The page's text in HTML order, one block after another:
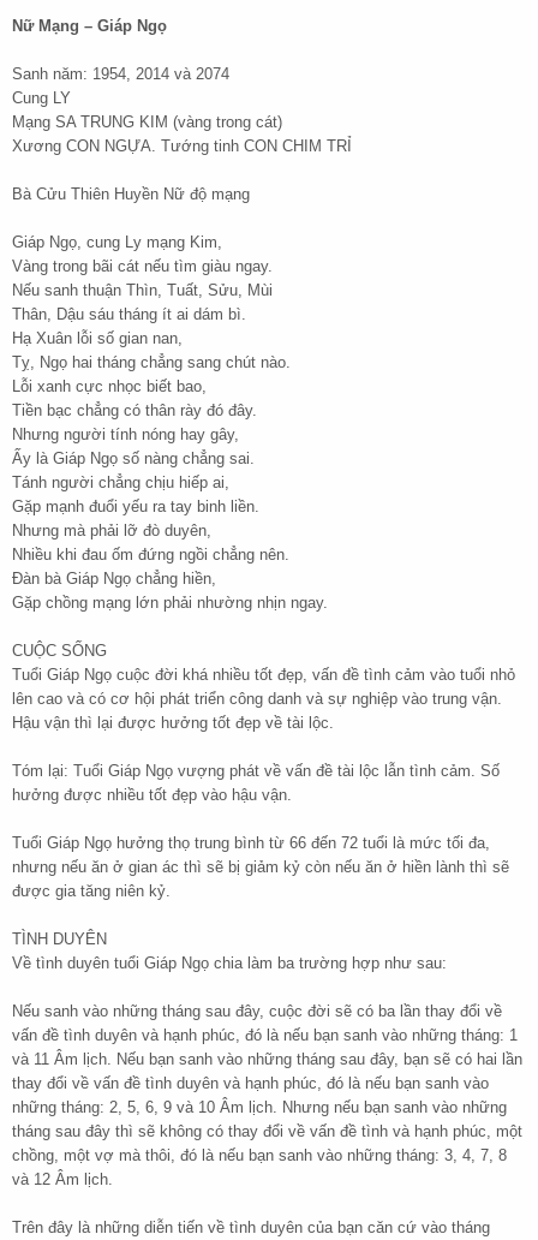
Nữ Mạng – Giáp Ngọ
Sanh năm: 1954, 2014 và 2074
Cung LY
Mạng SA TRUNG KIM (vàng trong cát)
Xương CON NGỰA. Tướng tinh CON CHIM TRỈ
Bà Cửu Thiên Huyền Nữ độ mạng
Giáp Ngọ, cung Ly mạng Kim,
Vàng trong bãi cát nếu tìm giàu ngay.
Nếu sanh thuận Thìn, Tuất, Sửu, Mùi
Thân, Dậu sáu tháng ít ai dám bì.
Hạ Xuân lỗi số gian nan,
Tỵ, Ngọ hai tháng chẳng sang chút nào.
Lỗi xanh cực nhọc biết bao,
Tiền bạc chẳng có thân rày đó đây.
Nhưng người tính nóng hay gây,
Ấy là Giáp Ngọ số nàng chẳng sai.
Tánh người chẳng chịu hiếp ai,
Gặp mạnh đuổi yếu ra tay binh liền.
Nhưng mà phải lỡ đò duyên,
Nhiều khi đau ốm đứng ngồi chẳng nên.
Đàn bà Giáp Ngọ chẳng hiền,
Gặp chồng mạng lớn phải nhường nhịn ngay.
CUỘC SỐNG
Tuổi Giáp Ngọ cuộc đời khá nhiều tốt đẹp, vấn đề tình cảm vào tuổi nhỏ
lên cao và có cơ hội phát triển công danh và sự nghiệp vào trung vận.
Hậu vận thì lại được hưởng tốt đẹp về tài lộc.
Tóm lại: Tuổi Giáp Ngọ vượng phát về vấn đề tài lộc lẫn tình cảm. Số
hưởng được nhiều tốt đẹp vào hậu vận.
Tuổi Giáp Ngọ hưởng thọ trung bình từ 66 đến 72 tuổi là mức tối đa,
nhưng nếu ăn ở gian ác thì sẽ bị giảm kỷ còn nếu ăn ở hiền lành thì sẽ
được gia tăng niên kỷ.
TÌNH DUYÊN
Về tình duyên tuổi Giáp Ngọ chia làm ba trường hợp như sau:
Nếu sanh vào những tháng sau đây, cuộc đời sẽ có ba lần thay đổi về
vấn đề tình duyên và hạnh phúc, đó là nếu bạn sanh vào những tháng: 1
và 11 Âm lịch. Nếu bạn sanh vào những tháng sau đây, bạn sẽ có hai lần
thay đổi về vấn đề tình duyên và hạnh phúc, đó là nếu bạn sanh vào
những tháng: 2, 5, 6, 9 và 10 Âm lịch. Nhưng nếu bạn sanh vào những
tháng sau đây thì sẽ không có thay đổi về vấn đề tình và hạnh phúc, một
chồng, một vợ mà thôi, đó là nếu bạn sanh vào những tháng: 3, 4, 7, 8
và 12 Âm lịch.
Trên đây là những diễn tiến về tình duyên của bạn căn cứ vào tháng